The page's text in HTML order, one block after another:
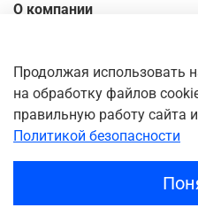
О компании
Доставка
Оплата
Личный кабинет
Продолжая использовать
на обработку файлов
правильную работу сайта
Политикой безопасности